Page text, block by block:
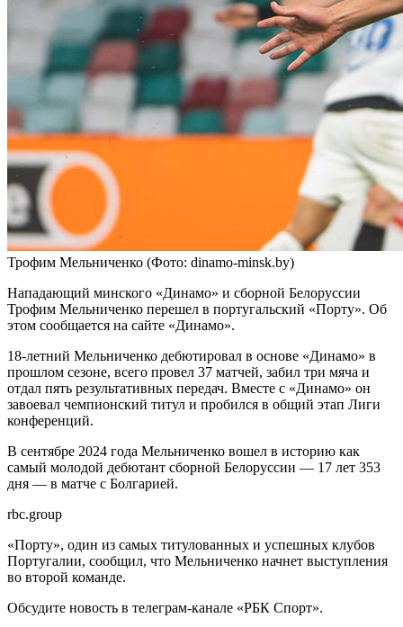
Трофим Мельниченко (Фото: dinamo-minsk.by)
Нападающий минского «Динамо» и сборной Белоруссии
Трофим Мельниченко перешел в португальский «Порту». Об
этом сообщается на сайте «Динамо».
18-летний Мельниченко дебютировал в основе «Динамо» в
прошлом сезоне, всего провел 37 матчей, забил три мяча и
отдал пять результативных передач. Вместе с «Динамо» он
завоевал чемпионский титул и пробился в общий этап Лиги
конференций.
В сентябре 2024 года Мельниченко вошел в историю как
самый молодой дебютант сборной Белоруссии — 17 лет 353
дня — в матче с Болгарией.
rbc.group
«Порту», один из самых титулованных и успешных клубов
Португалии, сообщил, что Мельниченко начнет выступления
во второй команде.
Обсудите новость в телеграм-канале «РБК Спорт».